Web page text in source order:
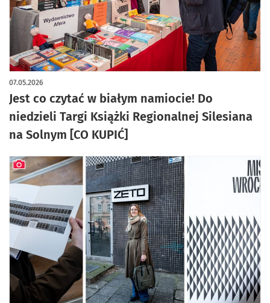
Jest co czytać w białym namiocie! Do
niedzieli Targi Książki Regionalnej Silesiana
na Solnym [CO KUPIĆ]
07.05.2026
artykuł z galerią zdjęć